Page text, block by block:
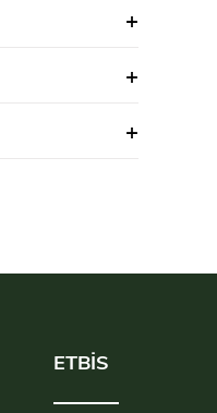
ETBİS